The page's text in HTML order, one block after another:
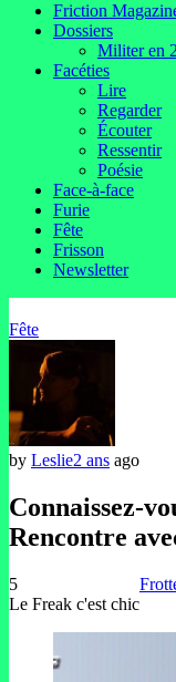
Friction
Dossiers
Militer en
Facéties
Lire
Regarder
Écouter
Ressentir
Poésie
Face-à-face
Furie
Fête
Frisson
Newsletter
Fête
by Leslie2 ans ago
Connaissez-
Rencontre
5
Le Freak c'est chic